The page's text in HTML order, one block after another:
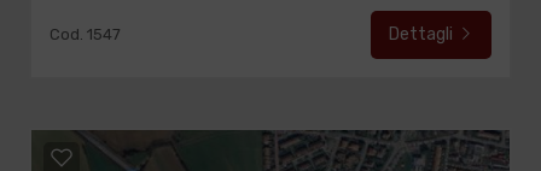
Cod. 1547 Dettagli